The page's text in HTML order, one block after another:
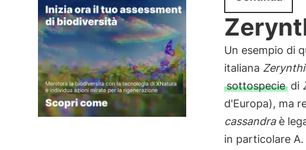
Un esempio di
italiana
sottospeciedi
d'Europa), ma
cassandraè
in particolare